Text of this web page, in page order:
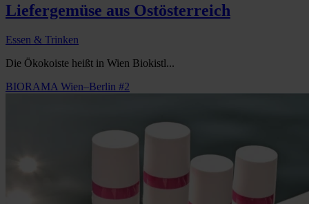
Liefergemüse aus Ostösterreich
Essen & Trinken
Die Ökokoiste heißt in Wien Biokistl...
BIORAMA Wien–Berlin #2